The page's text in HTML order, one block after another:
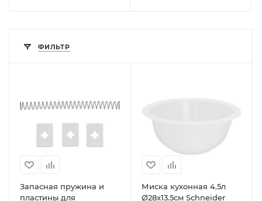
ФИЛЬТР
Запасная пружина и
пластины для
Миска кухонная 4.5л
Ø28x13.5см Schneider